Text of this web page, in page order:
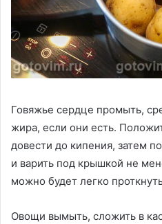
Говяжье сердце промыть,
жира, если они есть.
довести до кипения, затем
и варить под крышкой не
можно будет легко
Овощи вымыть, сложить в